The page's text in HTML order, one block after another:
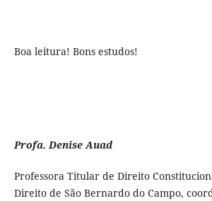
Boa leitura! Bons estudos!
Profa. Denise Auad
Professora Titular de Direito
Direito de São Bernardo do Campo,